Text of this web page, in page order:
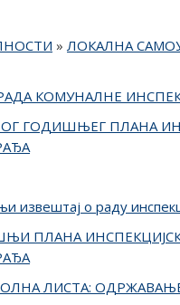
» ЛОКАЛНА
КОМУНАЛНЕ
ГОДИШЊЕГ ПЛАНА
извештај о раду
ПЛАНА
ЛИСТА: